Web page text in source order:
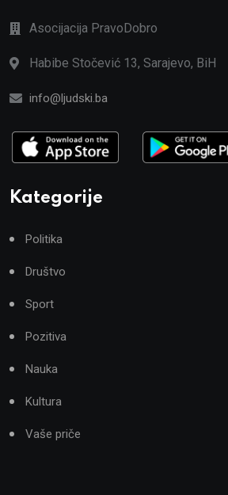
Asocijacija PravoDobro
Habibe Stočević 13, Sarajevo, BiH
info@ljudski.ba
Kategorije
Politika
Društvo
Sport
Pozitiva
Nauka
Kultura
Vaše priče